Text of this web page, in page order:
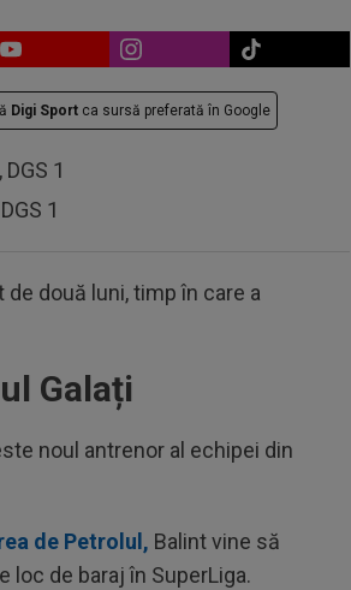
Digi Sport ca sursă preferată în Google
1
1
două luni, timp în care a
Galați
noul antrenor al echipei din
de Petrolul, Balint vine să
loc de baraj în SuperLiga.